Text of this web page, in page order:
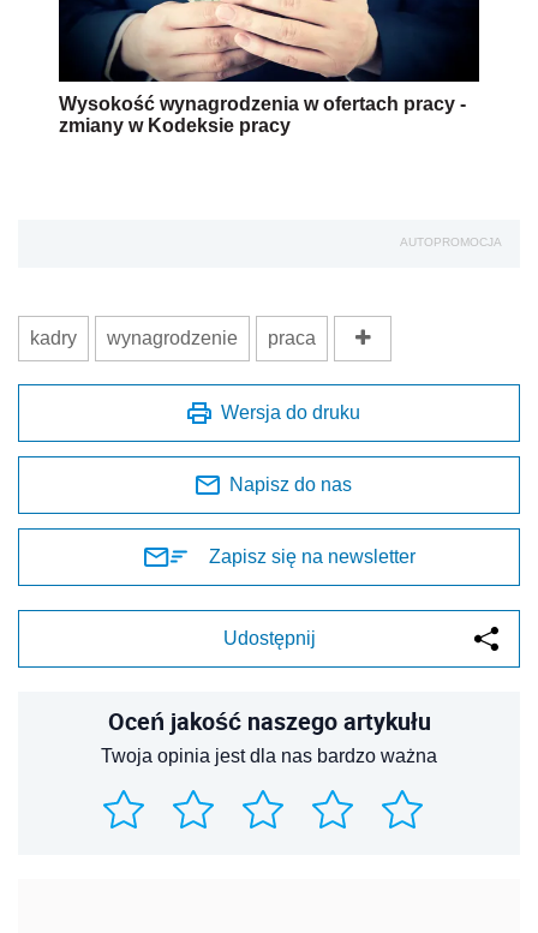
Wysokość wynagrodzenia w ofertach pracy -
zmiany w Kodeksie pracy
AUTOPROMOCJA
kadry wynagrodzenie praca
Wersja do druku
Napisz do nas
Zapisz się na newsletter
Udostępnij
Oceń jakość naszego artykułu
Twoja opinia jest dla nas bardzo ważna